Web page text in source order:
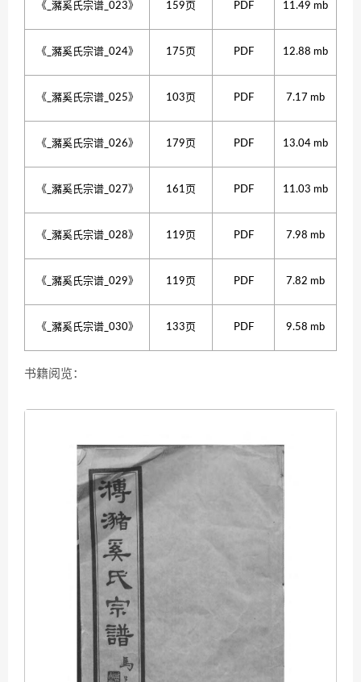
《_瀦奚氏宗谱_023》 159页 PDF 11.49 mb
《_瀦奚氏宗谱_024》 175页 PDF 12.88 mb
《_瀦奚氏宗谱_025》 103页 PDF 7.17 mb
《_瀦奚氏宗谱_026》 179页 PDF 13.04 mb
《_瀦奚氏宗谱_027》 161页 PDF 11.03 mb
《_瀦奚氏宗谱_028》 119页 PDF 7.98 mb
《_瀦奚氏宗谱_029》 119页 PDF 7.82 mb
《_瀦奚氏宗谱_030》 133页 PDF 9.58 mb
书籍阅览：